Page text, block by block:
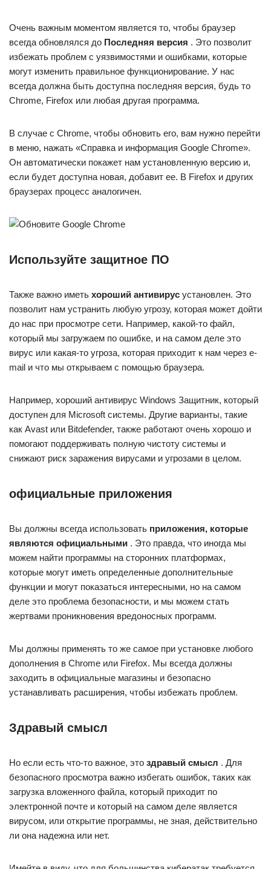
Очень важным моментом является то, чтобы браузер
всегда обновлялся до Последняя версия . Это позволит
избежать проблем с уязвимостями и ошибками, которые
могут изменить правильное функционирование. У нас
всегда должна быть доступна последняя версия, будь то
Chrome, Firefox или любая другая программа.
В случае с Chrome, чтобы обновить его, вам нужно перейти
в меню, нажать «Справка и информация Google Chrome».
Он автоматически покажет нам установленную версию и,
если будет доступна новая, добавит ее. В Firefox и других
браузерах процесс аналогичен.
Используйте защитное ПО
Также важно иметь хороший антивирус установлен. Это
позволит нам устранить любую угрозу, которая может дойти
до нас при просмотре сети. Например, какой-то файл,
который мы загружаем по ошибке, и на самом деле это
вирус или какая-то угроза, которая приходит к нам через e-
mail и что мы открываем с помощью браузера.
Например, хороший антивирус Windows Защитник, который
доступен для Microsoft системы. Другие варианты, такие
как Avast или Bitdefender, также работают очень хорошо и
помогают поддерживать полную чистоту системы и
снижают риск заражения вирусами и угрозами в целом.
официальные приложения
Вы должны всегда использовать приложения, которые
являются официальными . Это правда, что иногда мы
можем найти программы на сторонних платформах,
которые могут иметь определенные дополнительные
функции и могут показаться интересными, но на самом
деле это проблема безопасности, и мы можем стать
жертвами проникновения вредоносных программ.
Мы должны применять то же самое при установке любого
дополнения в Chrome или Firefox. Мы всегда должны
заходить в официальные магазины и безопасно
устанавливать расширения, чтобы избежать проблем.
Здравый смысл
Но если есть что-то важное, это здравый смысл . Для
безопасного просмотра важно избегать ошибок, таких как
загрузка вложенного файла, который приходит по
электронной почте и который на самом деле является
вирусом, или открытие программы, не зная, действительно
ли она надежна или нет.